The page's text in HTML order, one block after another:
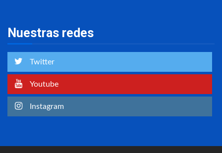
Nuestras redes
Twitter
Youtube
Instagram